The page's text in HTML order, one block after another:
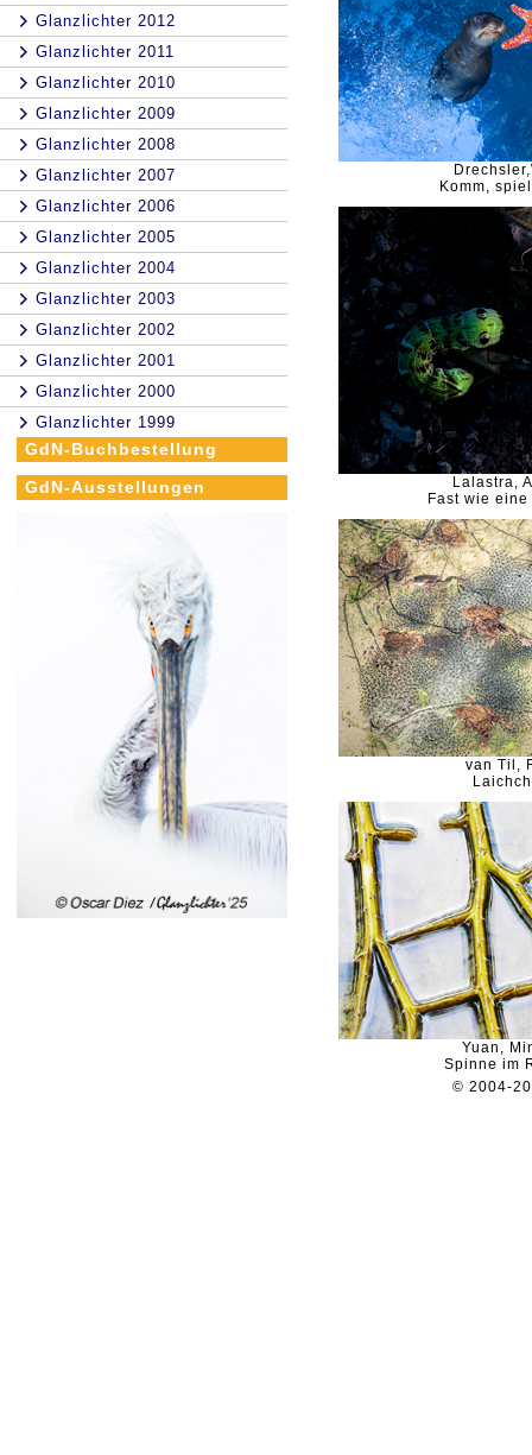
Glanzlichter 2012
Glanzlichter 2011
Glanzlichter 2010
Glanzlichter 2009
Glanzlichter 2008
Glanzlichter 2007
Glanzlichter 2006
Glanzlichter 2005
Glanzlichter 2004
Glanzlichter 2003
Glanzlichter 2002
Glanzlichter 2001
Glanzlichter 2000
Glanzlichter 1999
GdN-Buchbestellung
GdN-Ausstellungen
Komm,
Lalastra,
Fast wie
van Til,
Yuan,
Spinne im
© 2004-